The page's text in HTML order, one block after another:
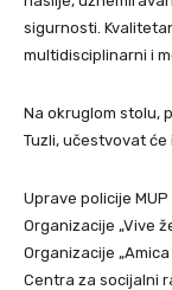
sigurnosti.
multidisciplinarni i
Na okruglom stolu,
Tuzli, učestvovat
Uprave policije MUP
Organizacije „Vive
Organizacije „Amica
Centra za socijalni